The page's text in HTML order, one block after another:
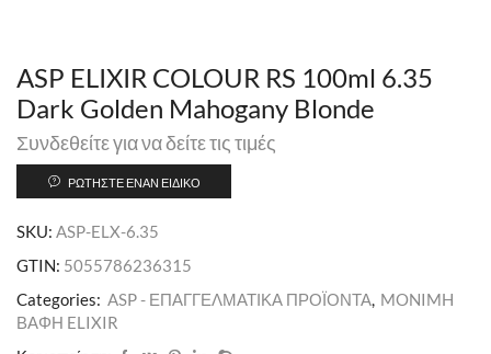
ASP ELIXIR COLOUR RS 100ml 6.35
Dark Golden Mahogany Blonde
Συνδεθείτε για να δείτε τις τιμές
ΡΩΤΉΣΤΕ ΈΝΑΝ ΕΙΔΙΚΌ
SKU: ASP-ELX-6.35
GTIN: 5055786236315
Categories: ASP - ΕΠΑΓΓΕΛΜΑΤΙΚΑ ΠΡΟΪΟΝΤΑ, MONIMH
ΒΑΦΗ ELIXIR